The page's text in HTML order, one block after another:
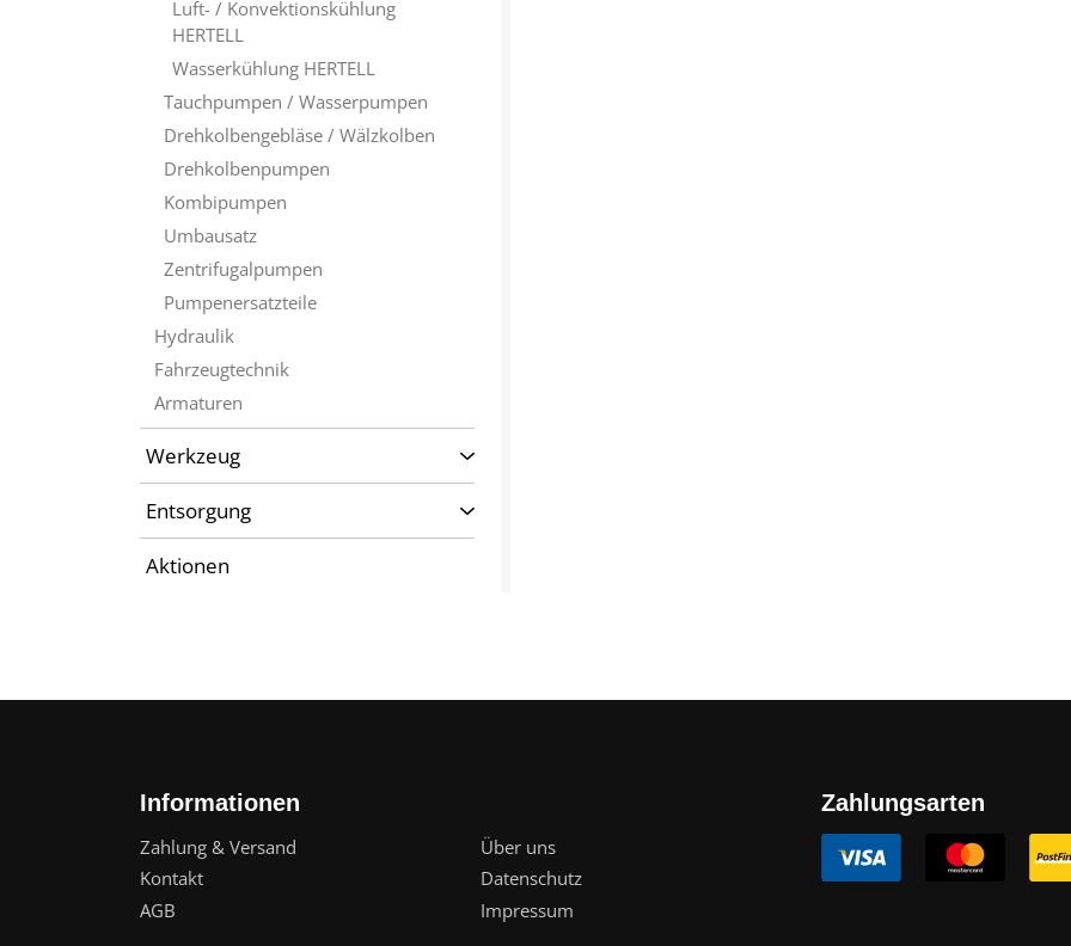
Luft- / Konvektionskühlung
HERTELL
Wasserkühlung HERTELL
Tauchpumpen / Wasserpumpen
Drehkolbengebläse / Wälzkolben
Drehkolbenpumpen
Kombipumpen
Umbausatz
Zentrifugalpumpen
Pumpenersatzteile
Hydraulik
Fahrzeugtechnik
Armaturen
Werkzeug
Entsorgung
Aktionen
Informationen
Zahlung & Versand
Kontakt
AGB
Über uns
Datenschutz
Impressum
Zahlungsarten